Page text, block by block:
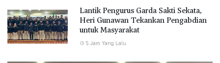
Lantik Pengurus Garda Sakti Sekata,
Heri Gunawan Tekankan Pengabdian
untuk Masyarakat
5 Jam Yang Lalu